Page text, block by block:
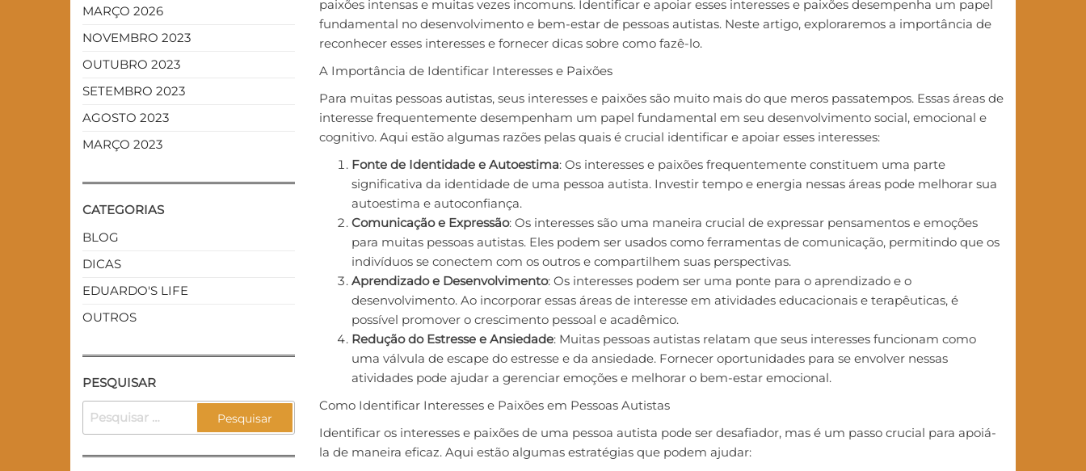
paixões intensas e muitas vezes incomuns. Identificar e apoiar esses interesses e paixões desempenha um papel
fundamental no desenvolvimento e bem-estar de pessoas autistas. Neste artigo, exploraremos a importância de
reconhecer esses interesses e fornecer dicas sobre como fazê-lo.
A Importância de Identificar Interesses e Paixões
Para muitas pessoas autistas, seus interesses e paixões são muito mais do que meros passatempos. Essas áreas de
interesse frequentemente desempenham um papel fundamental em seu desenvolvimento social, emocional e
cognitivo. Aqui estão algumas razões pelas quais é crucial identificar e apoiar esses interesses:
Fonte de Identidade e Autoestima: Os interesses e paixões frequentemente constituem uma parte
significativa da identidade de uma pessoa autista. Investir tempo e energia nessas áreas pode melhorar sua
autoestima e autoconfiança.
Comunicação e Expressão: Os interesses são uma maneira crucial de expressar pensamentos e emoções
para muitas pessoas autistas. Eles podem ser usados como ferramentas de comunicação, permitindo que os
indivíduos se conectem com os outros e compartilhem suas perspectivas.
Aprendizado e Desenvolvimento: Os interesses podem ser uma ponte para o aprendizado e o
desenvolvimento. Ao incorporar essas áreas de interesse em atividades educacionais e terapêuticas, é
possível promover o crescimento pessoal e acadêmico.
Redução do Estresse e Ansiedade: Muitas pessoas autistas relatam que seus interesses funcionam como
uma válvula de escape do estresse e da ansiedade. Fornecer oportunidades para se envolver nessas
atividades pode ajudar a gerenciar emoções e melhorar o bem-estar emocional.
Como Identificar Interesses e Paixões em Pessoas Autistas
Identificar os interesses e paixões de uma pessoa autista pode ser desafiador, mas é um passo crucial para apoiá-
la de maneira eficaz. Aqui estão algumas estratégias que podem ajudar:
MARÇO 2026
NOVEMBRO 2023
OUTUBRO 2023
SETEMBRO 2023
AGOSTO 2023
MARÇO 2023
CATEGORIAS
BLOG
DICAS
EDUARDO'S LIFE
OUTROS
PESQUISAR